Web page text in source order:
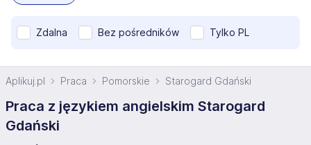
Zdalna Bez pośredników Tylko PL
Aplikuj.pl Praca Pomorskie Starogard Gdański
Praca z językiem angielskim Starogard
Gdański